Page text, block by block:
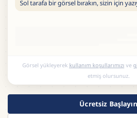
Sol tarafa bir görsel bırakın, sizin için
Görsel yükleyerek kullanım koşullarımızı ve
etmiş olursunuz.
Ücretsiz Başlayın